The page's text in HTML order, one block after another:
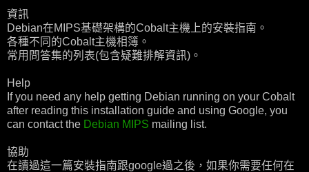
資訊
Debian在MIPS基礎架構的Cobalt主機上的安裝指南。
各種不同的Cobalt主機相簿。
常用問答集的列表(包含疑難排解資訊)。
Help
If you need any help getting Debian running on your Cobalt
after reading this installation guide and using Google, you
can contact the Debian MIPS mailing list.
協助
在讀過這一篇安裝指南跟google過之後，如果你需要任何在